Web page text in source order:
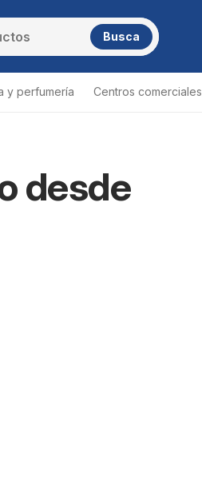
Busca
y perfumería Centros comerciales
desde